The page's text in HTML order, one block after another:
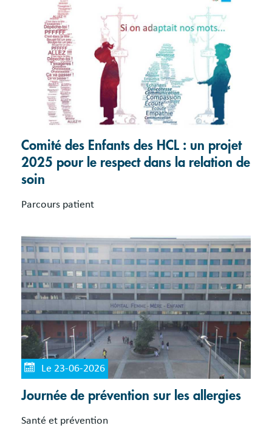
Comité des Enfants des HCL : un projet
2025 pour le respect dans la relation de
soin
Parcours patient
Le 23-06-2026
Journée de prévention sur les allergies
Santé et prévention